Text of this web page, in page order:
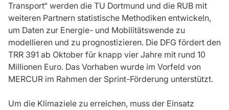
Transport“ werden die TU Dortmund und die RUB mit
weiteren Partnern statistische Methodiken entwickeln,
um Daten zur Energie- und Mobilitätswende zu
modellieren und zu prognostizieren. Die DFG fördert den
TRR 391 ab Oktober für knapp vier Jahre mit rund 10
Millionen Euro. Das Vorhaben wurde im Vorfeld von
MERCUR im Rahmen der Sprint-Förderung unterstützt.
Um die Klimaziele zu erreichen, muss der Einsatz